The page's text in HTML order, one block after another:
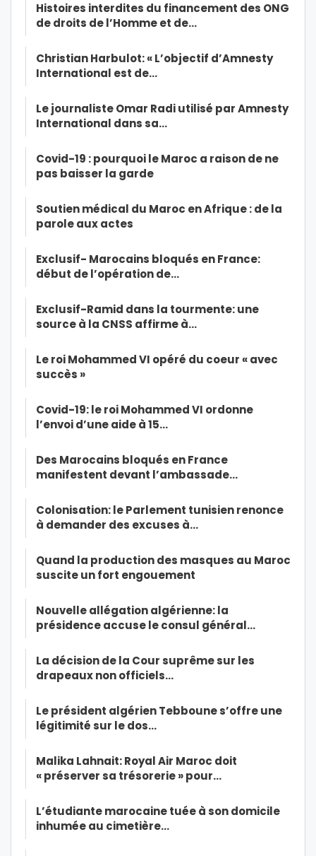
Histoires interdites du financement des ONG
de droits de l’Homme et de…
Christian Harbulot: « L’objectif d’Amnesty
International est de…
Le journaliste Omar Radi utilisé par Amnesty
International dans sa…
Covid-19 : pourquoi le Maroc a raison de ne
pas baisser la garde
Soutien médical du Maroc en Afrique : de la
parole aux actes
Exclusif- Marocains bloqués en France:
début de l’opération de…
Exclusif-Ramid dans la tourmente: une
source à la CNSS affirme à…
Le roi Mohammed VI opéré du coeur « avec
succès »
Covid-19: le roi Mohammed VI ordonne
l’envoi d’une aide à 15…
Des Marocains bloqués en France
manifestent devant l’ambassade…
Colonisation: le Parlement tunisien renonce
à demander des excuses à…
Quand la production des masques au Maroc
suscite un fort engouement
Nouvelle allégation algérienne: la
présidence accuse le consul général…
La décision de la Cour suprême sur les
drapeaux non officiels…
Le président algérien Tebboune s’offre une
légitimité sur le dos…
Malika Lahnait: Royal Air Maroc doit
« préserver sa trésorerie » pour…
L’étudiante marocaine tuée à son domicile
inhumée au cimetière…